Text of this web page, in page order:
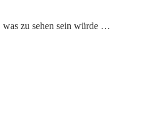
was zu sehen sein würde …